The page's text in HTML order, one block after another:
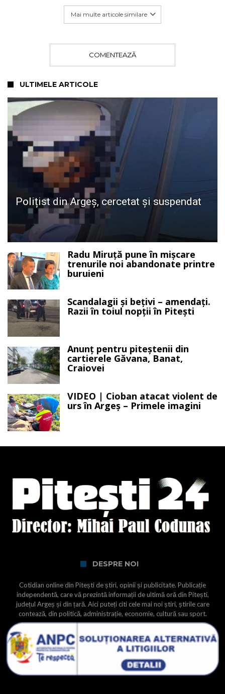
Mai multe articole similare
COMENTEAZĂ
ULTIMELE ARTICOLE
Polițist din Argeș, cercetat și suspendat
Radu Miruță pune în mișcare
trenurile noi abandonate printre
buruieni
Scandalagii și bețivi – amendați.
Razii în toiul nopții în Pitești
Anunț pentru piteștenii din
cartierele Găvana, Banat,
Craiovei
VIDEO | Cioban atacat violent de
urs în Argeș – Primele imagini
DESPRE NOI
Cotidian online din Pitești de știri, opinii și publicitate. Publicație
independentă, care vă prezintă informații de ultimă oră din Pitești,
județul Argeș și din țară. Aici puteți citi cele mai noi știri, știrile care
contează, din politică, administrație, economie, cultură sau sport.